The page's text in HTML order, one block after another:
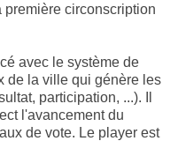
circonscription
avec le système de
de la ville qui génère les
participation, ...). Il
l'avancement du
de vote. Le player est